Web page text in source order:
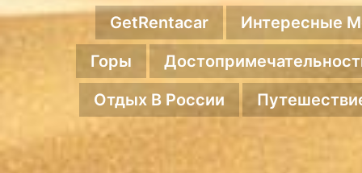
GetRentacar Интересные
Горы
Отдых В России